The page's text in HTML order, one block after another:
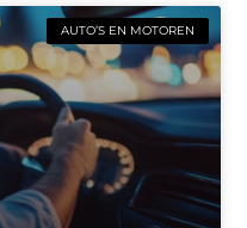
AUTO’S EN MOTOREN